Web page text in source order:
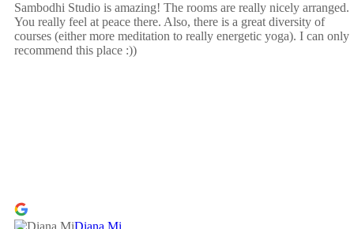
Sambodhi Studio is amazing! The rooms are really nicely arranged.
You really feel at peace there. Also, there is a great diversity of
courses (either more meditation to really energetic yoga). I can only
recommend this place :))
Diana Mi